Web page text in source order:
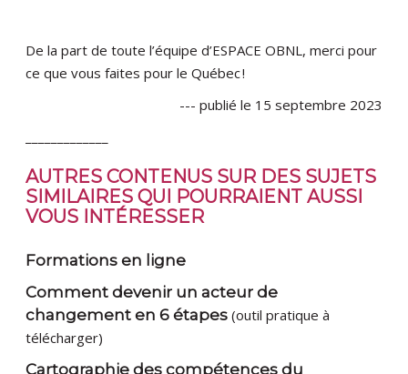
De la part de toute l’équipe d’ESPACE OBNL, merci pour
ce que vous faites pour le Québec !
--- publié le 15 septembre 2023
AUTRES CONTENUS SUR DES SUJETS
SIMILAIRES QUI POURRAIENT AUSSI
VOUS INTÉRESSER
Formations en ligne
Comment devenir un acteur de
changement en 6 étapes (outil pratique à
télécharger)
Cartographie des compétences du